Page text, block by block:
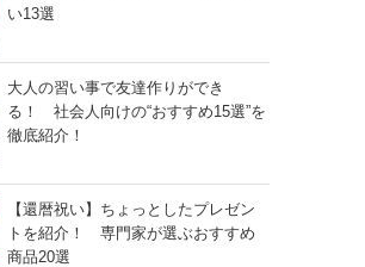
い13選
大人の習い事で友達作りができ
る！ 社会人向けの“おすすめ15選”を
徹底紹介！
【還暦祝い】ちょっとしたプレゼン
トを紹介！ 専門家が選ぶおすすめ
商品20選